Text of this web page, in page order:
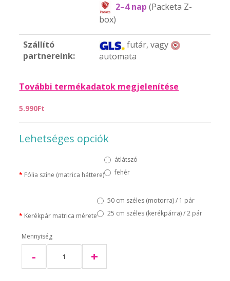
2–4 nap(Packeta Z-
box)
Szállító
partnereink:
futár, vagy
automata
További termékadatok megjelenítése
5.990Ft
Lehetséges opciók
Fólia színe (matrica háttere)
átlátszó
fehér
Kerékpár matrica mérete
50 cm széles (motorra) / 1 pár
25 cm széles (kerékpárra) / 2 pár
Mennyiség
- +